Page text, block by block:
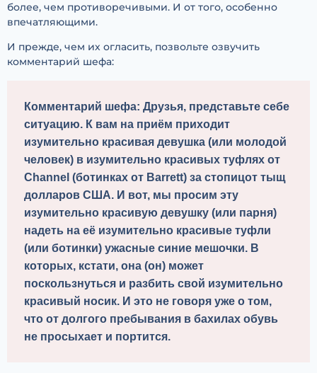
более, чем противоречивыми. И от того, особенно
впечатляющими.
И прежде, чем их огласить, позвольте озвучить
комментарий шефа:
Комментарий шефа: Друзья, представьте себе
ситуацию. К вам на приём приходит
изумительно красивая девушка (или молодой
человек) в изумительно красивых туфлях от
Channel (ботинках от Barrett) за стопицот тыщ
долларов США. И вот, мы просим эту
изумительно красивую девушку (или парня)
надеть на её изумительно красивые туфли
(или ботинки) ужасные синие мешочки. В
которых, кстати, она (он) может
поскользнуться и разбить свой изумительно
красивый носик. И это не говоря уже о том,
что от долгого пребывания в бахилах обувь
не просыхает и портится.